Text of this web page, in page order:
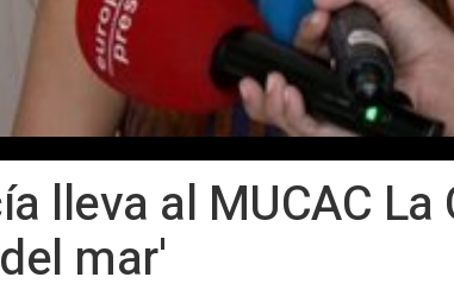
lleva al MUCAC La
mar'